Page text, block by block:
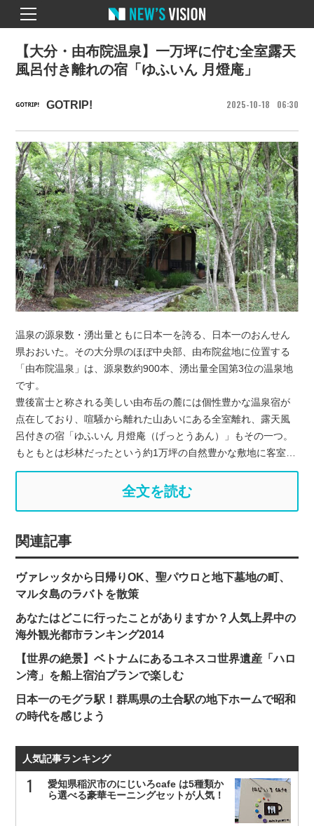
GOTRIP! 2025 10 18 06 30
【大分・由布院温泉】一万坪に佇む全室露天
風呂付き離れの宿「ゆふいん 月燈庵」
温泉の源泉数・湧出量ともに日本一を誇る、日本一のおんせん
県おおいた。その大分県のほぼ中央部、由布院盆地に位置する
「由布院温泉」は、源泉数約900本、湧出量全国第3位の温泉地
です。
豊後富士と称される美しい由布岳の麓には個性豊かな温泉宿が
点在しており、喧騒から離れた山あいにある全室離れ、露天風
呂付きの宿「ゆふいん 月燈庵（げっとうあん）」もその一つ。
もともとは杉林だったという約1万坪の自然豊かな敷地に客室…
全文を読む
関連記事
ヴァレッタから日帰りOK、聖パウロと地下墓地の町、
マルタ島のラバトを散策
あなたはどこに行ったことがありますか？人気上昇中の
海外観光都市ランキング2014
【世界の絶景】ベトナムにあるユネスコ世界遺産「ハロ
ン湾」を船上宿泊プランで楽しむ
日本一のモグラ駅！群馬県の土合駅の地下ホームで昭和
の時代を感じよう
人気記事ランキング
愛知県稲沢市のにじいろcafe は5種類か
ら選べる豪華モーニングセットが人気！